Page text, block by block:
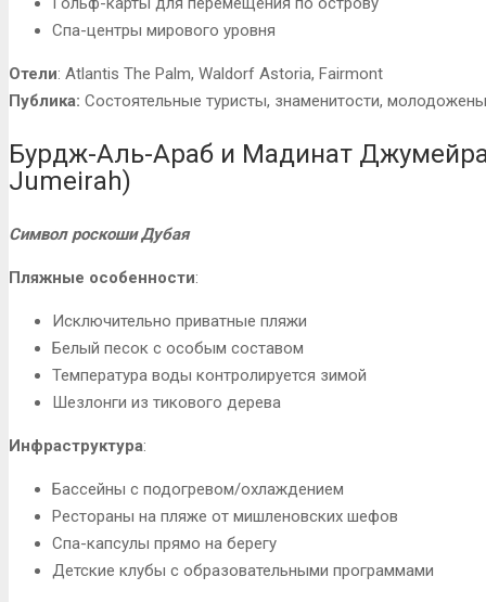
Спа-центры мирового уровня
Отели: Atlantis The Palm, Waldorf Astoria, Fairmont
Публика: Состоятельные туристы, знаменитости, молодожены
Бурдж-Аль-Араб и Мадинат
Jumeirah)
Символ роскоши Дубая
Пляжные особенности:
Исключительно приватные пляжи
Белый песок с особым составом
Температура воды контролируется зимой
Шезлонги из тикового дерева
Инфраструктура:
Бассейны с подогревом/охлаждением
Рестораны на пляже от мишленовских шефов
Спа-капсулы прямо на берегу
Детские клубы с образовательными программами